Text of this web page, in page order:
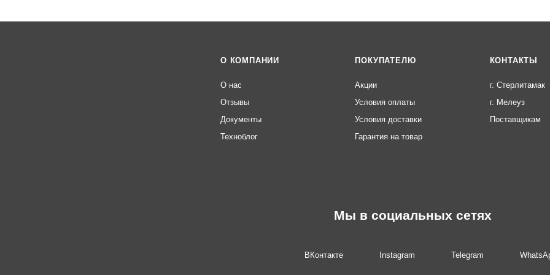
О КОМПАНИИ
О нас
Отзывы
Документы
Техноблог
ПОКУПАТЕЛЮ
Акции
Условия оплаты
Условия доставки
Гарантия на товар
КОНТАКТЫ
г. Стерлитамак
г. Мелеуз
Поставщикам
Мы в социальных сетях
ВКонтакте Instagram Telegram